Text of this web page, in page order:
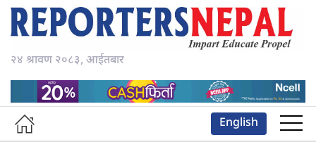
२४ श्रावण २०८३, आईतबार
English